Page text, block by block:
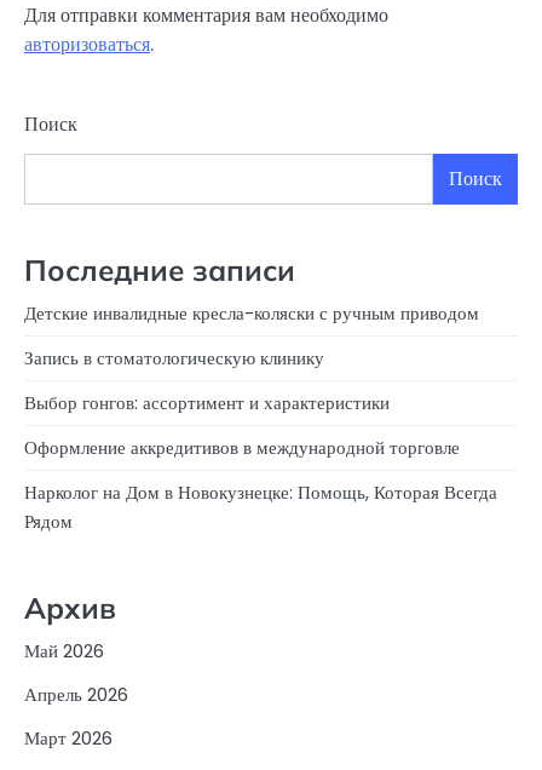
Для отправки комментария вам необходимо
авторизоваться.
Поиск
Поиск
Последние записи
Детские инвалидные кресла-коляски с ручным приводом
Запись в стоматологическую клинику
Выбор гонгов: ассортимент и характеристики
Оформление аккредитивов в международной торговле
Нарколог на Дом в Новокузнецке: Помощь, Которая Всегда
Рядом
Архив
Май 2026
Апрель 2026
Март 2026